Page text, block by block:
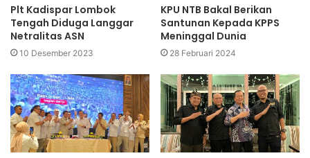
Plt Kadispar Lombok
Tengah Diduga Langgar
Netralitas ASN
10 Desember 2023
KPU NTB Bakal Berikan
Santunan Kepada KPPS
Meninggal Dunia
28 Februari 2024